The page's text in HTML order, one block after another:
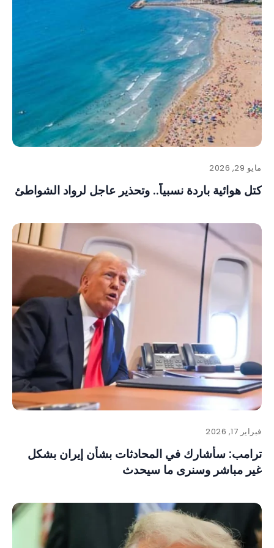
مايو 29, 2026
كتل هوائية باردة نسبياً.. وتحذير عاجل لرواد الشواطئ
فبراير 17, 2026
ترامب: سأشارك في المحادثات بشأن إيران بشكل
غير مباشر وسنرى ما سيحدث